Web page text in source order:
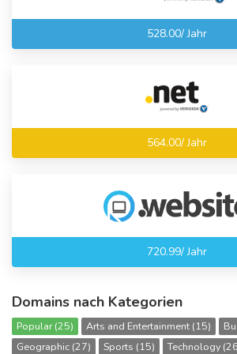
528.00/ Jahr
564.00/ Jahr
720.99/ Jahr
Domains nach Kategorien
Popular (25) Arts and Entertainment (15)
Geographic (27)
Sports (15) Technology